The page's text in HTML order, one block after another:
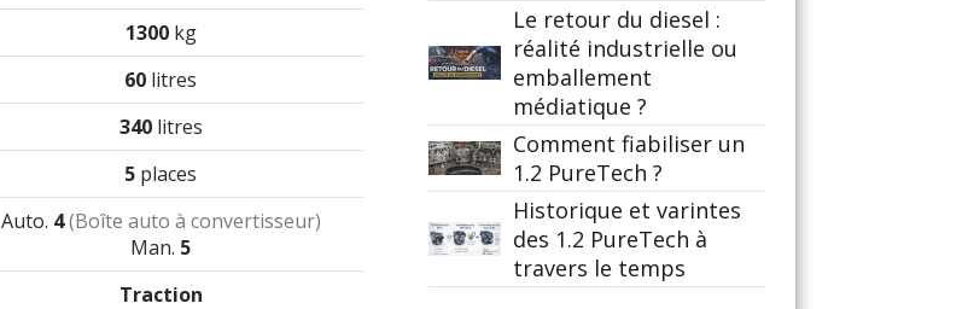
1300kg
60 litres
340litres
5 places
Auto. 4 (Boîte auto à convertisseur)
Man. 5
Traction
Le retour du diesel :
réalité industrielle ou
emballement
médiatique ?
Comment fiabiliser un
1.2 PureTech ?
Historique et varintes
des 1.2 PureTech à
travers le temps